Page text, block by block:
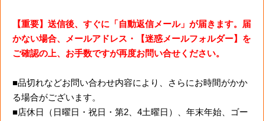
【重要】送信後、すぐに「自動返信メール」が届きます。届
かない場合、メールアドレス・【迷惑メールフォルダー】を
ご確認の上、お手数ですが再度お問い合せください。
■品切れなどお問い合わせ内容により、さらにお時間がかか
る場合がございます。
■店休日（日曜日・祝日・第2、4土曜日）、年末年始、ゴー